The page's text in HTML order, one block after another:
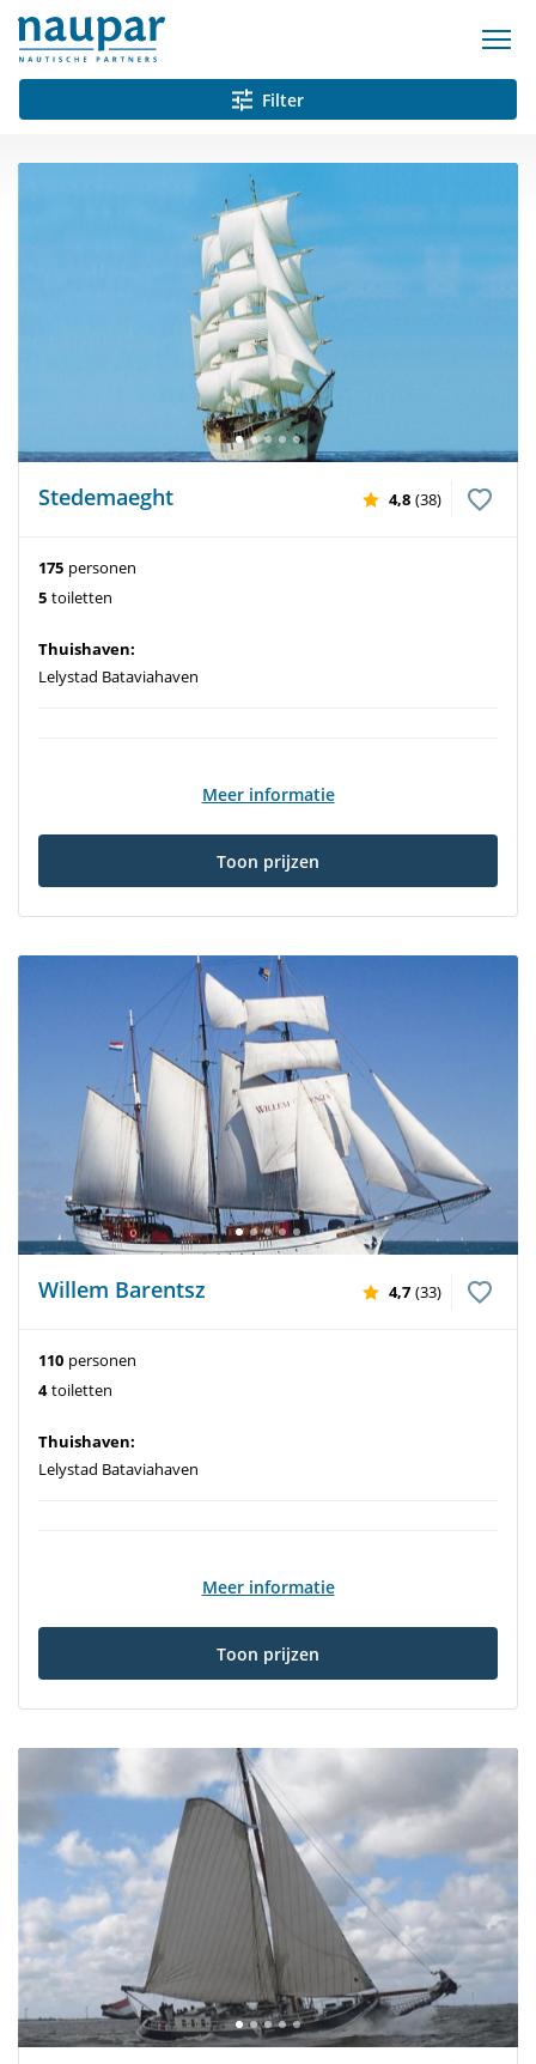
Filter
Stedemaeght 4,8 (38)
175 personen
5 toiletten
Thuishaven:
Lelystad Bataviahaven
Meer informatie
Toon prijzen
Willem Barentsz 4,7 (33)
110 personen
4 toiletten
Thuishaven:
Lelystad Bataviahaven
Meer informatie
Toon prijzen